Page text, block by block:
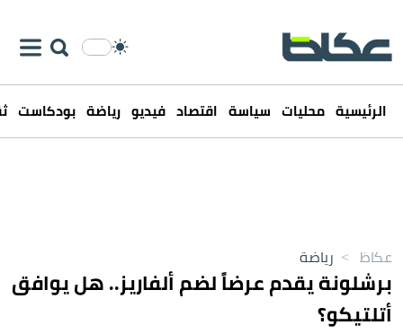
الرئيسية محليات سياسة اقتصاد فيديو رياضة بودكاست
عكاظ > رياضة
برشلونة يقدم عرضاً لضم ألفاريز.. هل يوافق
أتلتيكو؟